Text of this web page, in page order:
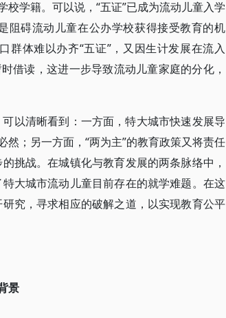
学籍。可以说，“五证”已成为流动儿童入学
阻碍流动儿童在公办学校获得接受教育的机
群体难以办齐“五证”，又因生计发展在流入
借读，这进一步导致流动儿童家庭的分化，
以清晰看到：一方面，特大城市快速发展导
；另一方面，“两为主”的教育政策又将责任
挑战。在城镇化与教育发展的两条脉络中，
大城市流动儿童目前存在的就学难题。在这
究，寻求相应的破解之道，以实现教育公平
景